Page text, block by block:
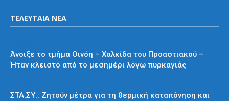
ΤΕΛΕΥΤΑΙΑ ΝΕΑ
Άνοιξε το τμήμα Οινόη – Χαλκίδα του Προαστιακού –
Ήταν κλειστό από το μεσημέρι λόγω πυρκαγιάς
ΣΤΑ.ΣΥ.: Ζητούν μέτρα για τη θερμική καταπόνηση και